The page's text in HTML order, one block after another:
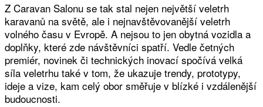
Z Caravan Salonu se tak stal nejen největší veletrh
karavanů na světě, ale i nejnavštěvovanější veletrh
volného času v Evropě. A nejsou to jen obytná vozidla a
doplňky, které zde návštěvníci spatří. Vedle četných
premiér, novinek či technických inovací spočívá velká
síla veletrhu také v tom, že ukazuje trendy, prototypy,
ideje a vize, kam celý obor směřuje v blízké i vzdálenější
budoucnosti.